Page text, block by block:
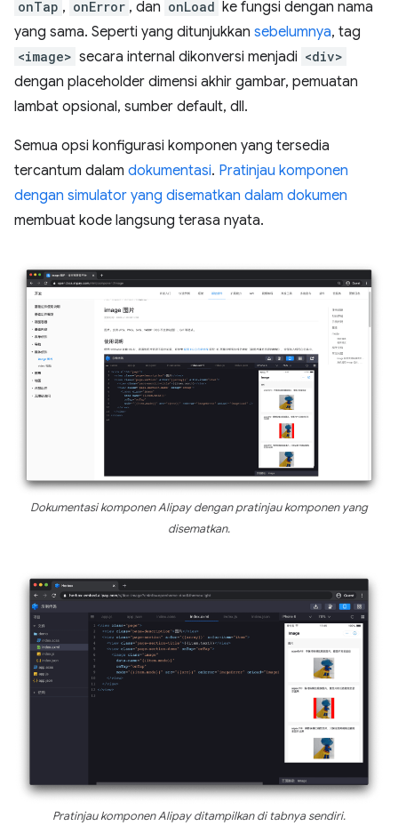
onTap , onError , dan onLoad ke fungsi dengan nama
yang sama. Seperti yang ditunjukkan sebelumnya, tag
<image> secara internal dikonversi menjadi <div>
dengan placeholder dimensi akhir gambar, pemuatan
lambat opsional, sumber default, dll.
Semua opsi konfigurasi komponen yang tersedia
tercantum dalam dokumentasi. Pratinjau komponen
dengan simulator yang disematkan dalam dokumen
membuat kode langsung terasa nyata.
Dokumentasi komponen Alipay dengan pratinjau komponen yang
disematkan.
Pratinjau komponen Alipay ditampilkan di tabnya sendiri.